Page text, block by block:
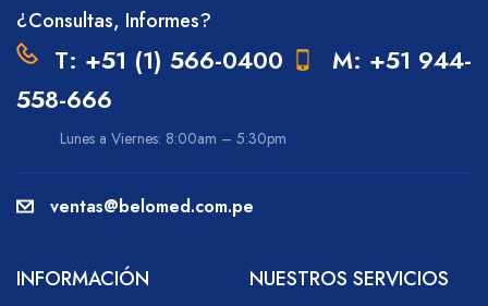
¿Consultas, Informes?
T: +51 (1) 566-0400
M: +51 944-
558-666
Lunes a Viernes: 8:00am – 5:30pm
ventas@belomed.com.pe
INFORMACIÓN NUESTROS SERVICIOS